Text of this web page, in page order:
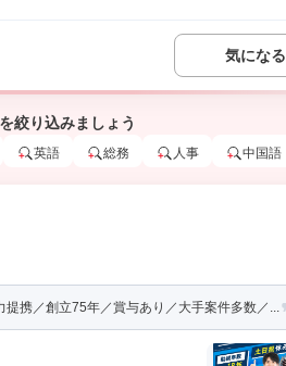
気になる
絞り込みましょう
英語 総務 人事 中国語
提携／創立75年／賞与あり／大手案件多数／...